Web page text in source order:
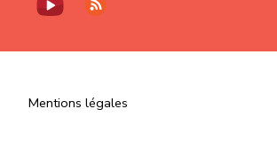
Mentions légales